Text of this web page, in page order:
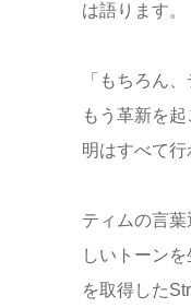
は語ります。
「もちろん
もう革新を
明はすべて行
ティムの言葉
しいトーン
を取得した